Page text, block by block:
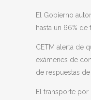
El Gobierno
hasta un 66% de
CETM alerta de
exámenes de
de respuestas
El transporte por